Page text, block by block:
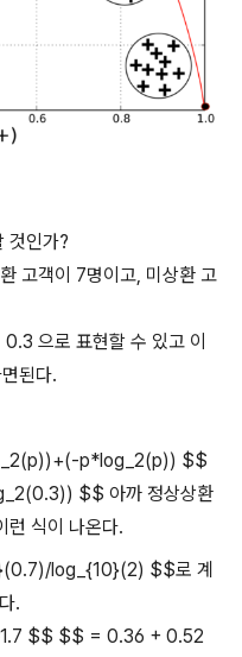
것인가?
고객이 7명이고, 미상환 고
으로 표현할 수 있고 이
된다.
p*log_2(p)) $$
$$ 아까 정상상환
런 식이 나온다.
log_{10}(2) $$로 계
.
$$ $$ = 0.36 + 0.52